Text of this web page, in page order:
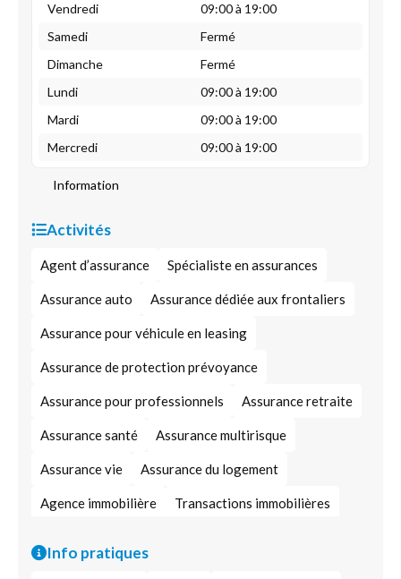
Vendredi
09:00 à 19:00
Samedi
Fermé
Dimanche
Fermé
Lundi
09:00 à 19:00
Mardi
09:00 à 19:00
Mercredi
09:00 à 19:00
Information
Activités
Agent d’assurance Spécialiste en assurances
Assurance auto Assurance dédiée aux frontaliers
Assurance pour véhicule en leasing
Assurance de protection prévoyance
Assurance pour professionnels Assurance retraite
Assurance santé Assurance multirisque
Assurance vie Assurance du logement
Agence immobilière Transactions immobilières
Info pratiques